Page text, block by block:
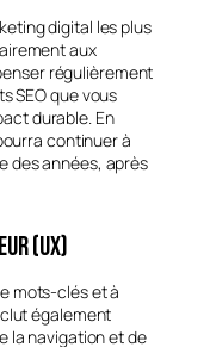
digital les plus
aux
régulièrement
SEO que vous
durable. En
continuer à
des années, après
(UX)
mots-clés et à
également
la navigation et de